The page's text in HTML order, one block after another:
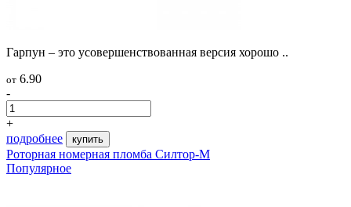
Гарпун – это усовершенствованная версия хорошо ..
от 6.90
-
+
подробнее
купить
Роторная номерная пломба Силтор-М
Популярное